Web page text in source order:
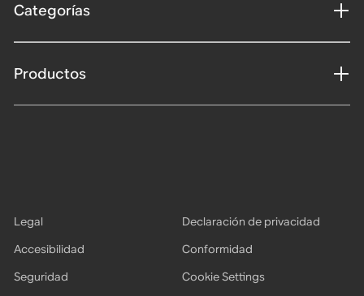
Categorías
Productos
Legal
Declaración de privacidad
Accesibilidad
Conformidad
Seguridad
Cookie Settings